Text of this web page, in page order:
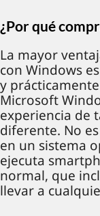
¿Por qué
La mayor
con Windows
y
Microsoft
experiencia de
diferente. No
en un sistema
ejecuta
normal, que
llevar a